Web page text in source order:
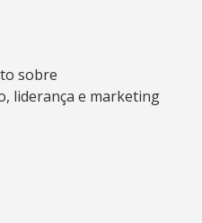
sobre
liderança e marketing